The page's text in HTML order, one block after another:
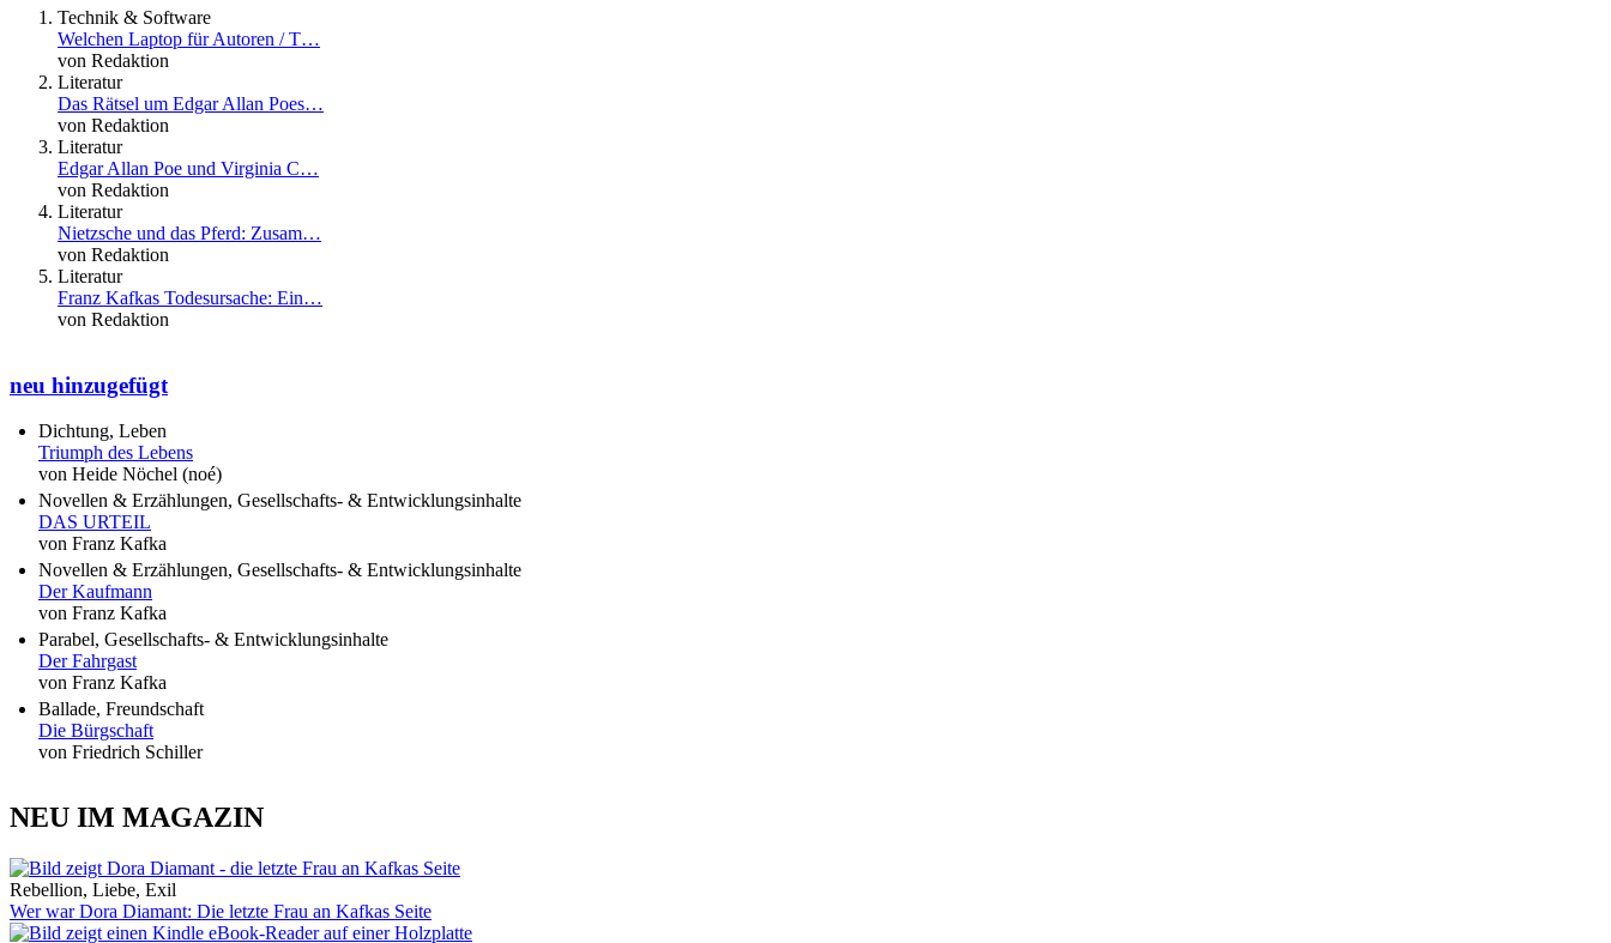
Technik & Software
Welchen Laptop für Autoren / T…
von Redaktion
Literatur
Das Rätsel um Edgar Allan Poes…
von Redaktion
Literatur
Edgar Allan Poe und Virginia C…
von Redaktion
Literatur
Nietzsche und das Pferd: Zusam…
von Redaktion
Literatur
Franz Kafkas Todesursache: Ein…
von Redaktion
neu hinzugefügt
Dichtung, Leben
Triumph des Lebens
von Heide Nöchel (noé)
Novellen & Erzählungen, Gesellschafts- & Entwicklungsinhalte
DAS URTEIL
von Franz Kafka
Novellen & Erzählungen, Gesellschafts- & Entwicklungsinhalte
Der Kaufmann
von Franz Kafka
Parabel, Gesellschafts- & Entwicklungsinhalte
Der Fahrgast
von Franz Kafka
Ballade, Freundschaft
Die Bürgschaft
von Friedrich Schiller
NEU IM MAGAZIN
Rebellion, Liebe, Exil
Wer war Dora Diamant: Die letzte Frau an Kafkas Seite